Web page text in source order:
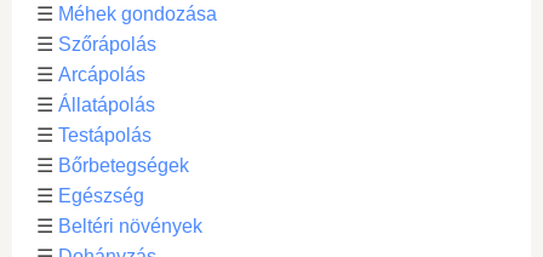
☰ Méhek gondozása
☰ Szőrápolás
☰ Arcápolás
☰ Állatápolás
☰ Testápolás
☰ Bőrbetegségek
☰ Egészség
☰ Beltéri növények